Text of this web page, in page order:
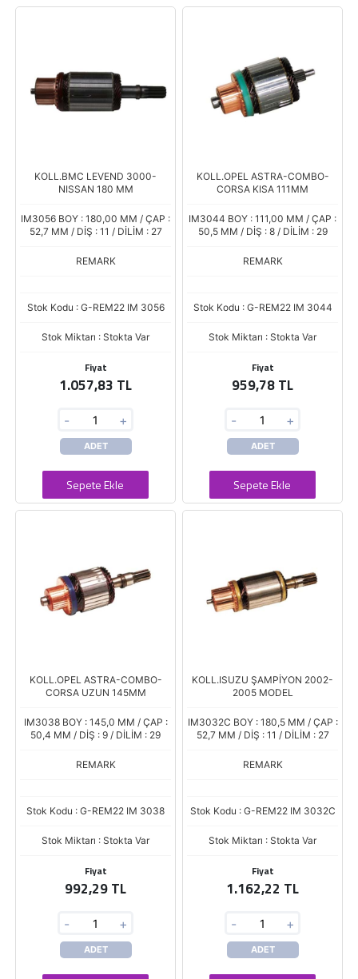
KOLL.BMC LEVEND 3000-
NISSAN 180 MM
IM3056 BOY : 180,00 MM / ÇAP :
52,7 MM / DİŞ : 11 / DİLİM : 27
REMARK
Stok Kodu : G-REM22 IM 3056
Stok Miktarı : Stokta Var
Fiyat
1.057,83 TL
- +
ADET
Sepete Ekle
KOLL.OPEL ASTRA-COMBO-
CORSA KISA 111MM
IM3044 BOY : 111,00 MM / ÇAP :
50,5 MM / DİŞ : 8 / DİLİM : 29
REMARK
Stok Kodu : G-REM22 IM 3044
Stok Miktarı : Stokta Var
Fiyat
959,78 TL
- +
ADET
Sepete Ekle
KOLL.OPEL ASTRA-COMBO-
CORSA UZUN 145MM
IM3038 BOY : 145,0 MM / ÇAP :
50,4 MM / DİŞ : 9 / DİLİM : 29
REMARK
Stok Kodu : G-REM22 IM 3038
Stok Miktarı : Stokta Var
Fiyat
992,29 TL
- +
ADET
KOLL.ISUZU ŞAMPİYON 2002-
2005 MODEL
IM3032C BOY : 180,5 MM / ÇAP :
52,7 MM / DİŞ : 11 / DİLİM : 27
REMARK
Stok Kodu : G-REM22 IM 3032C
Stok Miktarı : Stokta Var
Fiyat
1.162,22 TL
- +
ADET